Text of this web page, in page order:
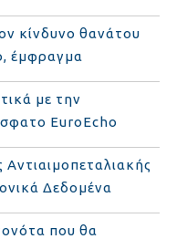
κίνδυνο θανάτου
έμφραγμα
με την
EuroEcho
Αντιαιμοπεταλιακής
Δεδομένα
που θα